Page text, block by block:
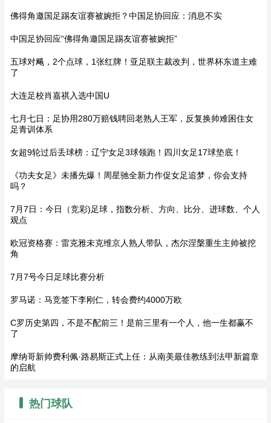
佛得角邀国足踢友谊赛被婉拒？中国足协回应：消息不实
中国足协回应“佛得角邀国足踢友谊赛被婉拒”
五球对飚，2个点球，1张红牌！亚足联主裁改判，世界杯东道主难
了
大连足校肖嘉祺入选中国U
七月七日：足协用280万赔钱聘回老熟人王军，反复换帅难困住女
足青训体系
女超9轮过后丢球榜：辽宁女足3球领跑！四川女足17球垫底！
《功夫女足》未播先爆！周星驰全新力作促女足追梦，你会支持
吗？
7月7日：今日（竞彩)足球，指数分析、方向、比分、进球数、个人
观点
欧冠资格赛：雷克雅未克维京人熟人带队，杰尔涅槃重生主帅被挖
角
7月7号今日足球比赛分析
罗马诺：马竞签下李刚仁，转会费约4000万欧
C罗历史第四，不是不配前三！是前三里有一个人，他一生都赢不
了
摩纳哥新帅费利佩·路易斯正式上任：从南美最佳教练到法甲新篇章
的启航
热门球队